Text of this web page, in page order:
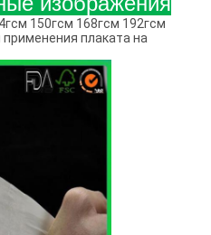
150гсм 168гсм 192гсм
плаката на